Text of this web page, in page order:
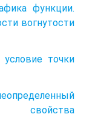
функции.
вогнутости
условие точки
свойства